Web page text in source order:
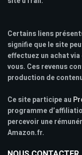
Certains liens
signifie que le site
effectuez un achat
vous. Ces revenus
production de
Ce site participe au
programme
percevoir une
Amazon.fr.